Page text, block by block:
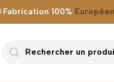
Fabrication 100%
Rechercher un